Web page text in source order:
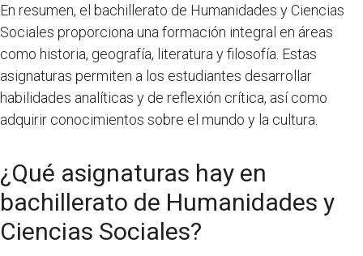
En resumen, el bachillerato de Humanidades y Ciencias
Sociales proporciona una formación integral en áreas
como historia, geografía, literatura y filosofía. Estas
asignaturas permiten a los estudiantes desarrollar
habilidades analíticas y de reflexión crítica, así como
adquirir conocimientos sobre el mundo y la cultura.
¿Qué asignaturas hay en
bachillerato de Humanidades y
Ciencias Sociales?